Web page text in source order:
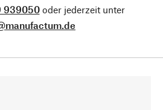
939050oder jederzeit unter